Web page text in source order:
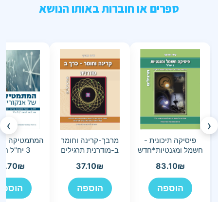
ספרים או חוברות באותו הנושא
‹
פיסיקה תיכונית -
חשמל ומגנטיות*חדש
83.10₪
הוספה
מרבך-קרינה וחומר
ב-מודרנית תרגילים
37.10₪
הוספה
המתמטיקה
3 יח"ל חלק ב
₪
›